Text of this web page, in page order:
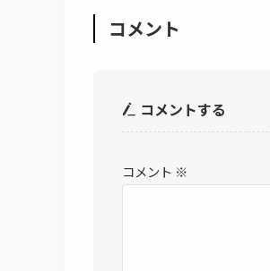
コメント
コメントする
コメント ※